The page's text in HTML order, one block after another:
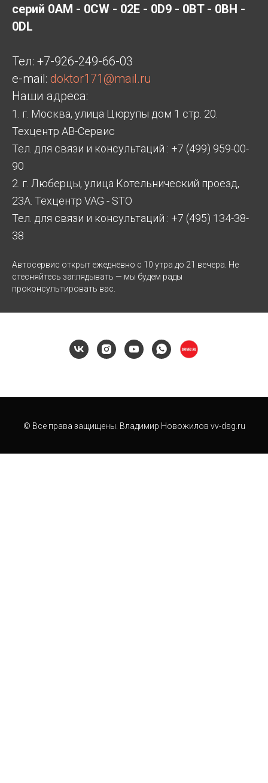
серий 0AM - 0CW - 02E - 0D9 - 0BT - 0BH -
0DL
Тел: +7-926-249-66-03
e-mail: doktor171@mail.ru
Наши адреса:
1. г. Москва, улица Цюрупы дом 1 стр. 20.
Техцентр АВ-Сервис
Тел. для связи и консультаций : +7 (499) 959-00-
90
2. г. Люберцы, улица Котельнический проезд,
23А. Техцентр VAG - STO
Тел. для связи и консультаций : +7 (495) 134-38-
38
Автосервис открыт ежедневно с 10 утра до 21 вечера. Не
стесняйтесь заглядывать — мы будем рады
проконсультировать вас.
© Все права защищены. Владимир Новожилов vv-dsg.ru